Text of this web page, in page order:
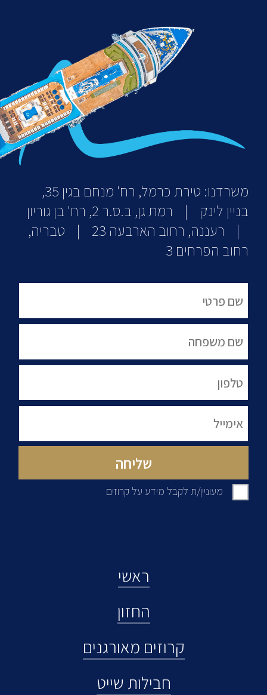
משרדנו: טירת כרמל, רח' מנחם בגין 35,
בניין לינק | רמת גן, ב.ס.ר 2, רח' בן גוריון
| רעננה, רחוב הארבעה 23 | טבריה,
רחוב הפרחים 3
מעוניין/ת לקבל מידע על קרוזים
ראשי
החזון
קרוזים מאורגנים
חבילות שייט